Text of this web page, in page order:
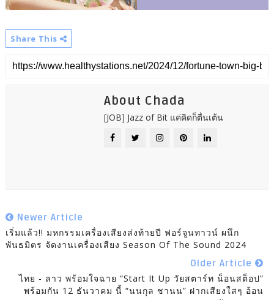
Share This
About Chada
[JOB] Jazz of Bit แค่คิดก็ตื่นเต้น
Newer Article
เริ่มแล้ว!! มหกรรมเครื่องเสียงส่งท้ายปี ฟอร์จูนทาวน์ ผนึก
พันธมิตร จัดงานเครื่องเสียง Season Of The Sound 2024
Older Article
ไทย - ลาว พร้อมใจฉาย “Start It Up วัยสตาร์ท น็อนสต็อป”
พร้อมกัน 12 ธันวาคม นี้ “นนกุล ชานน” ฝากเสียงใสๆ อ้อน